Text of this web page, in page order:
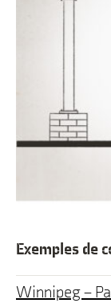
Exemples de
Winnipeg –